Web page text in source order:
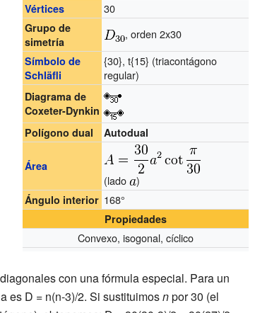
Vértices 30
Grupo de
simetría
, orden 2x30
Símbolo de
Schläfli
{30}, t{15} (triacontágono
regular)
Diagrama de
Coxeter-Dynkin
Polígono dual
Autodual
Área
(lado )
Ángulo interior 168°
Propiedades
Convexo, isogonal, cíclico
con una fórmula especial. Para un
es D = n(n-3)/2. Si sustituimosnpor 30 (el